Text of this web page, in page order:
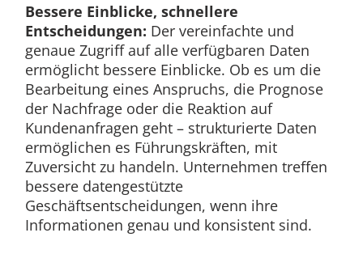
Bessere Einblicke, schnellere
Entscheidungen: Der vereinfachte und
genaue Zugriff auf alle verfügbaren Daten
ermöglicht bessere Einblicke. Ob es um die
Bearbeitung eines Anspruchs, die Prognose
der Nachfrage oder die Reaktion auf
Kundenanfragen geht – strukturierte Daten
ermöglichen es Führungskräften, mit
Zuversicht zu handeln. Unternehmen treffen
bessere datengestützte
Geschäftsentscheidungen, wenn ihre
Informationen genau und konsistent sind.